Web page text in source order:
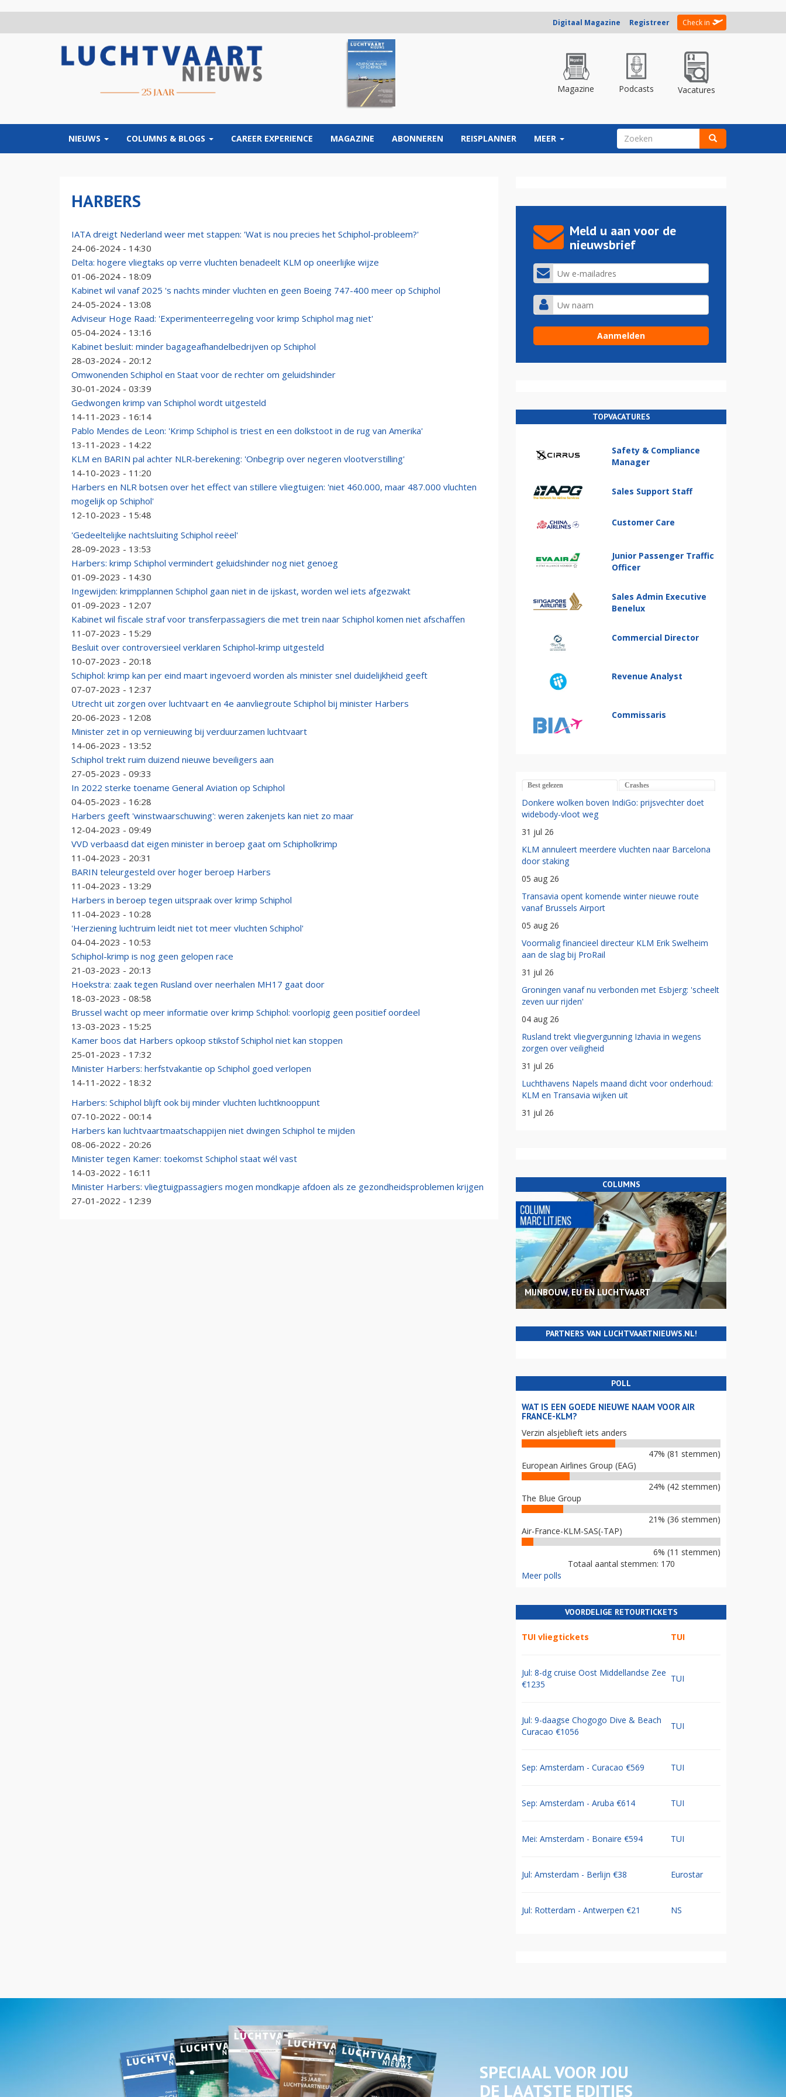
Digitaal Magazine Registreer Check in
Magazine Podcasts Vacatures
NIEUWS COLUMNS & BLOGS CAREER EXPERIENCE MAGAZINE ABONNEREN REISPLANNER MEER ZOEKVELD
HARBERS
IATA dreigt Nederland weer met stappen: 'Wat is nou precies het Schiphol-probleem?'
24-06-2024 - 14:30
Delta: hogere vliegtaks op verre vluchten benadeelt KLM op oneerlijke wijze
01-06-2024 - 18:09
Kabinet wil vanaf 2025 's nachts minder vluchten en geen Boeing 747-400 meer op Schiphol
24-05-2024 - 13:08
Adviseur Hoge Raad: 'Experimenteerregeling voor krimp Schiphol mag niet'
05-04-2024 - 13:16
Kabinet besluit: minder bagageafhandelbedrijven op Schiphol
28-03-2024 - 20:12
Omwonenden Schiphol en Staat voor de rechter om geluidshinder
30-01-2024 - 03:39
Gedwongen krimp van Schiphol wordt uitgesteld
14-11-2023 - 16:14
Pablo Mendes de Leon: 'Krimp Schiphol is triest en een dolkstoot in de rug van Amerika'
13-11-2023 - 14:22
KLM en BARIN pal achter NLR-berekening: 'Onbegrip over negeren vlootverstilling'
14-10-2023 - 11:20
Harbers en NLR botsen over het effect van stillere vliegtuigen: 'niet 460.000, maar 487.000 vluchten
mogelijk op Schiphol'
12-10-2023 - 15:48
'Gedeeltelijke nachtsluiting Schiphol reëel'
28-09-2023 - 13:53
Harbers: krimp Schiphol vermindert geluidshinder nog niet genoeg
01-09-2023 - 14:30
Ingewijden: krimpplannen Schiphol gaan niet in de ijskast, worden wel iets afgezwakt
01-09-2023 - 12:07
Kabinet wil fiscale straf voor transferpassagiers die met trein naar Schiphol komen niet afschaffen
11-07-2023 - 15:29
Besluit over controversieel verklaren Schiphol-krimp uitgesteld
10-07-2023 - 20:18
Schiphol: krimp kan per eind maart ingevoerd worden als minister snel duidelijkheid geeft
07-07-2023 - 12:37
Utrecht uit zorgen over luchtvaart en 4e aanvliegroute Schiphol bij minister Harbers
20-06-2023 - 12:08
Minister zet in op vernieuwing bij verduurzamen luchtvaart
14-06-2023 - 13:52
Schiphol trekt ruim duizend nieuwe beveiligers aan
27-05-2023 - 09:33
In 2022 sterke toename General Aviation op Schiphol
04-05-2023 - 16:28
Harbers geeft 'winstwaarschuwing': weren zakenjets kan niet zo maar
12-04-2023 - 09:49
VVD verbaasd dat eigen minister in beroep gaat om Schipholkrimp
11-04-2023 - 20:31
BARIN teleurgesteld over hoger beroep Harbers
11-04-2023 - 13:29
Harbers in beroep tegen uitspraak over krimp Schiphol
11-04-2023 - 10:28
'Herziening luchtruim leidt niet tot meer vluchten Schiphol'
04-04-2023 - 10:53
Schiphol-krimp is nog geen gelopen race
21-03-2023 - 20:13
Hoekstra: zaak tegen Rusland over neerhalen MH17 gaat door
18-03-2023 - 08:58
Brussel wacht op meer informatie over krimp Schiphol: voorlopig geen positief oordeel
13-03-2023 - 15:25
Kamer boos dat Harbers opkoop stikstof Schiphol niet kan stoppen
25-01-2023 - 17:32
Minister Harbers: herfstvakantie op Schiphol goed verlopen
14-11-2022 - 18:32
Harbers: Schiphol blijft ook bij minder vluchten luchtknooppunt
07-10-2022 - 00:14
Harbers kan luchtvaartmaatschappijen niet dwingen Schiphol te mijden
08-06-2022 - 20:26
Minister tegen Kamer: toekomst Schiphol staat wél vast
14-03-2022 - 16:11
Minister Harbers: vliegtuigpassagiers mogen mondkapje afdoen als ze gezondheidsproblemen krijgen
27-01-2022 - 12:39
Meld u aan voor de
nieuwsbrief
TOPVACATURES
Safety & Compliance
Manager
Sales Support Staff
Customer Care
Junior Passenger Traffic
Officer
Sales Admin Executive
Benelux
Commercial Director
Revenue Analyst
Commissaris
Best gelezen Crashes
Donkere wolken boven IndiGo: prijsvechter doet
widebody-vloot weg
31 jul 26
KLM annuleert meerdere vluchten naar Barcelona
door staking
05 aug 26
Transavia opent komende winter nieuwe route
vanaf Brussels Airport
05 aug 26
Voormalig financieel directeur KLM Erik Swelheim
aan de slag bij ProRail
31 jul 26
Groningen vanaf nu verbonden met Esbjerg: 'scheelt
zeven uur rijden'
04 aug 26
Rusland trekt vliegvergunning Izhavia in wegens
zorgen over veiligheid
31 jul 26
Luchthavens Napels maand dicht voor onderhoud:
KLM en Transavia wijken uit
31 jul 26
COLUMNS
MIJNBOUW, EU EN LUCHTVAART
PARTNERS VAN LUCHTVAARTNIEUWS.NL!
POLL
WAT IS EEN GOEDE NIEUWE NAAM VOOR AIR
FRANCE-KLM?
Verzin alsjeblieft iets anders
47% (81 stemmen)
European Airlines Group (EAG)
24% (42 stemmen)
The Blue Group
21% (36 stemmen)
Air-France-KLM-SAS(-TAP)
6% (11 stemmen)
Totaal aantal stemmen: 170
Meer polls
VOORDELIGE RETOURTICKETS
TUI vliegtickets TUI
Jul: 8-dg cruise Oost Middellandse Zee
€1235
TUI
Jul: 9-daagse Chogogo Dive & Beach
Curacao €1056
TUI
Sep: Amsterdam - Curacao €569 TUI
Sep: Amsterdam - Aruba €614 TUI
Mei: Amsterdam - Bonaire €594 TUI
Jul: Amsterdam - Berlijn €38 Eurostar
Jul: Rotterdam - Antwerpen €21 NS
SPECIAAL VOOR JOU
DE LAATSTE EDITIES